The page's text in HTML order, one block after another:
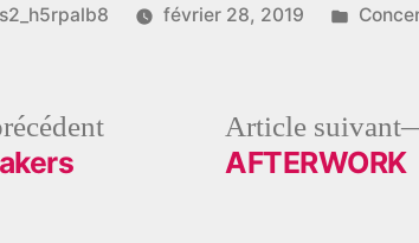
février 28, 2019
Publié
Article
précédent :
Article suivant
AFTERWORK